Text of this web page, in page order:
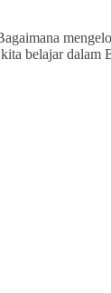
belajar